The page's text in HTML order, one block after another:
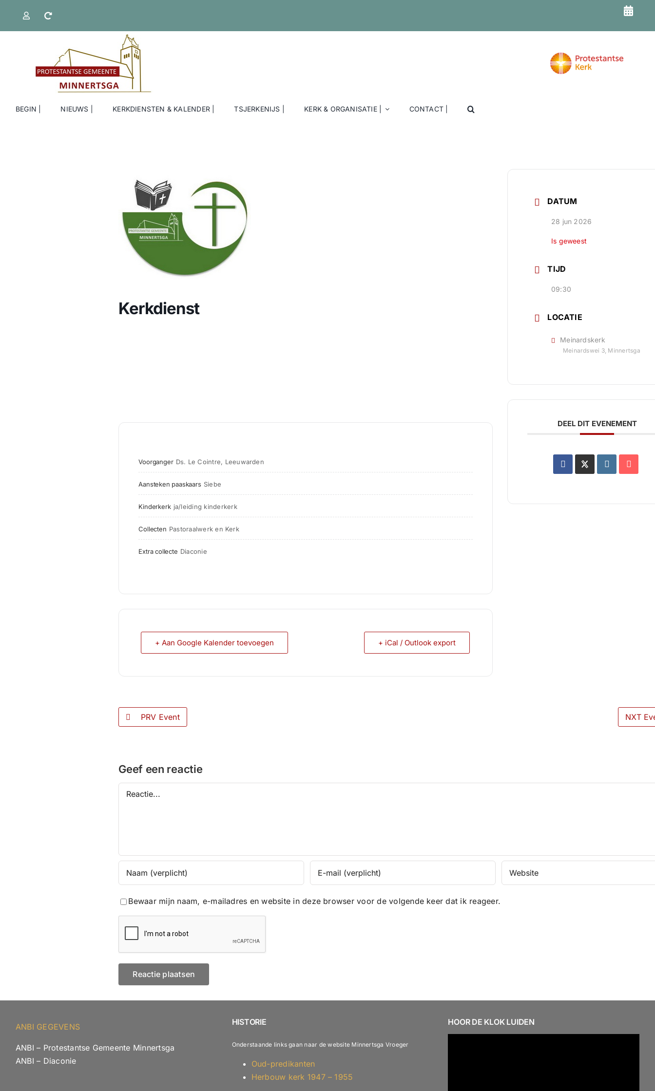
inhoud
BEGIN | NIEUWS | KERKDIENSTEN & KALENDER | TSJERKENIJS | KERK & ORGANISATIE | CONTACT |
Kerkdienst
Voorganger Ds. Le Cointre, Leeuwarden
Aansteken paaskaars Siebe
Kinderkerk ja/leiding kinderkerk
Collecten Pastoraalwerk en Kerk
Extra collecte Diaconie
+ Aan Google Kalender toevoegen + iCal / Outlook export
DATUM
28 jun 2026
Is geweest
TIJD
09:30
LOCATIE
Meinardskerk
Meinardswei 3, Minnertsga
DEEL DIT EVENEMENT
PRV Event NXT
Geef een reactie
Reactie
Bewaar mijn naam, e-mailadres en website in deze browser voor de volgende keer dat ik reageer.
ANBI GEGEVENS
ANBI – Protestantse Gemeente Minnertsga
ANBI – Diaconie
HISTORIE
Onderstaande links gaan naar de website Minnertsga Vroeger
Oud-predikanten
Herbouw kerk 1947 – 1955
HOOR DE KLOK LUIDEN